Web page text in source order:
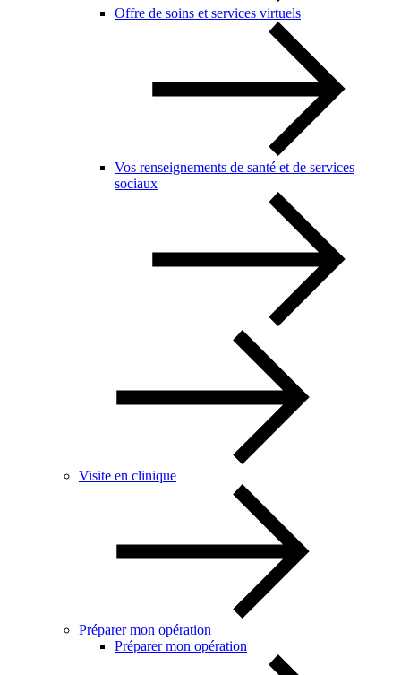
Offre de soins et services virtuels
Vos renseignements de santé et de services
sociaux
Visite en clinique
Préparer mon opération
Préparer mon opération